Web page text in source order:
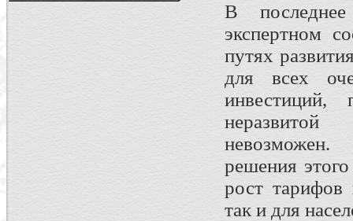
В
экспертном
путях
для всех
неразвитой
решения
рост
так и для